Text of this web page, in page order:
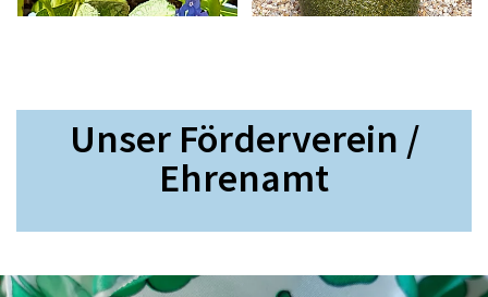
Unser Förderverein /
Ehrenamt